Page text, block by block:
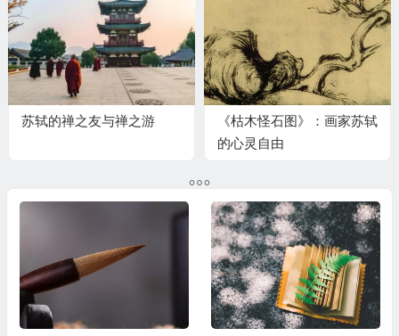
苏轼的禅之友与禅之游
《枯木怪石图》：画家苏轼
的心灵自由